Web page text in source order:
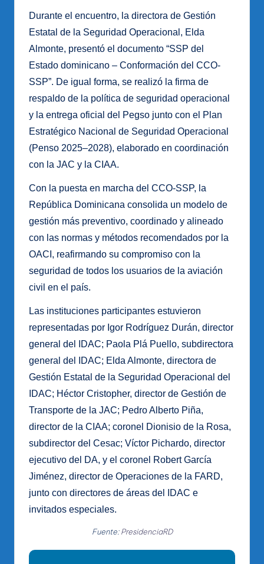
Durante el encuentro, la directora de Gestión
Estatal de la Seguridad Operacional, Elda
Almonte, presentó el documento “SSP del
Estado dominicano – Conformación del CCO-
SSP”. De igual forma, se realizó la firma de
respaldo de la política de seguridad operacional
y la entrega oficial del Pegso junto con el Plan
Estratégico Nacional de Seguridad Operacional
(Penso 2025–2028), elaborado en coordinación
con la JAC y la CIAA.
Con la puesta en marcha del CCO-SSP, la
República Dominicana consolida un modelo de
gestión más preventivo, coordinado y alineado
con las normas y métodos recomendados por la
OACI, reafirmando su compromiso con la
seguridad de todos los usuarios de la aviación
civil en el país.
Las instituciones participantes estuvieron
representadas por Igor Rodríguez Durán, director
general del IDAC; Paola Plá Puello, subdirectora
general del IDAC; Elda Almonte, directora de
Gestión Estatal de la Seguridad Operacional del
IDAC; Héctor Cristopher, director de Gestión de
Transporte de la JAC; Pedro Alberto Piña,
director de la CIAA; coronel Dionisio de la Rosa,
subdirector del Cesac; Víctor Pichardo, director
ejecutivo del DA, y el coronel Robert García
Jiménez, director de Operaciones de la FARD,
junto con directores de áreas del IDAC e
invitados especiales.
Fuente:PresidenciaRD